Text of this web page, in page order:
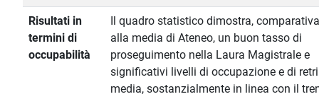
Risultati in
termini di
occupabilità
Il quadro statistico dimostra,
alla media di Ateneo, un buon tasso di
proseguimento nella Laura Magistrale e
significativi livelli di occupazione e di
media, sostanzialmente in linea con il